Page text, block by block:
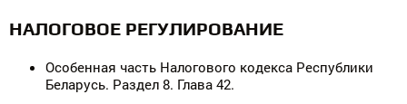
НАЛОГОВОЕ РЕГУЛИРОВАНИЕ
Особенная часть Налогового кодекса Республики
Беларусь. Раздел 8. Глава 42.